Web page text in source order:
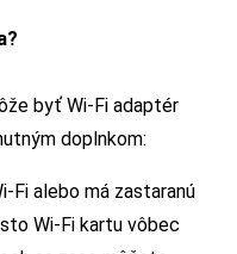
byť Wi-Fi adaptér
doplnkom:
Fi alebo má zastaranú
Wi-Fi kartu vôbec